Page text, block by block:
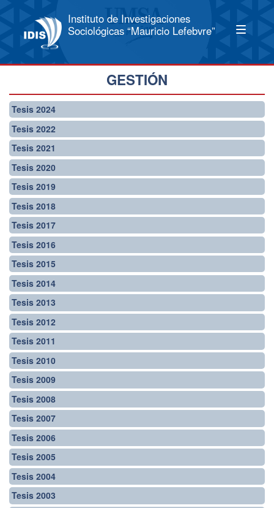
Instituto de Investigaciones
Sociológicas “Mauricio Lefebvre”
GESTIÓN
Tesis 2024
Tesis 2022
Tesis 2021
Tesis 2020
Tesis 2019
Tesis 2018
Tesis 2017
Tesis 2016
Tesis 2015
Tesis 2014
Tesis 2013
Tesis 2012
Tesis 2011
Tesis 2010
Tesis 2009
Tesis 2008
Tesis 2007
Tesis 2006
Tesis 2005
Tesis 2004
Tesis 2003